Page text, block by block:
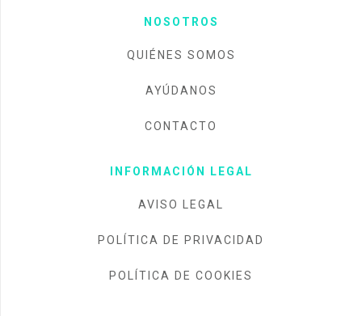
NOSOTROS
QUIÉNES SOMOS
AYÚDANOS
CONTACTO
INFORMACIÓN LEGAL
AVISO LEGAL
POLÍTICA DE PRIVACIDAD
POLÍTICA DE COOKIES